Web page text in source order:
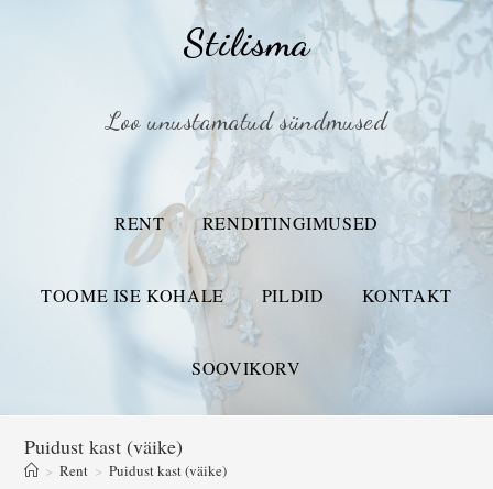
Stilisma
Loo unustamatud sündmused
RENT RENDITINGIMUSED
TOOME ISE KOHALE PILDID KONTAKT
SOOVIKORV
Puidust kast (väike)
> Rent > Puidust kast (väike)